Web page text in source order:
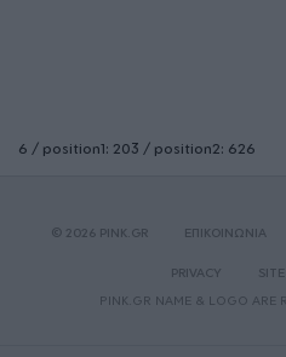
6 / position1: 203 / position2: 626
© 2026 PINK.GR ΕΠΙΚΟΙΝΩΝΙΑ
PRIVACY
PINK.GR NAME & LOGO ARE